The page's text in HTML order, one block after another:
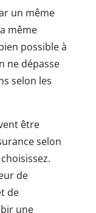
un même
même
possible à
ne dépasse
selon les
être
selon
de
de
une